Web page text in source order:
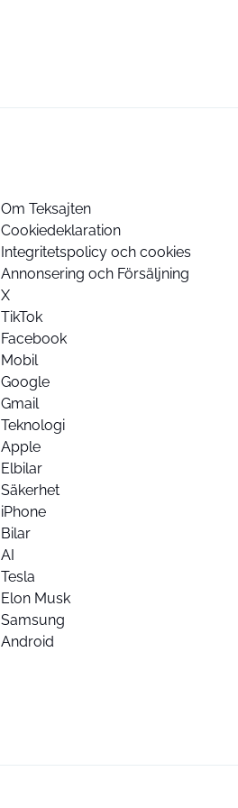
Om Teksajten
Cookiedeklaration
Integritetspolicy och cookies
Annonsering och Försäljning
X
TikTok
Facebook
Mobil
Google
Gmail
Teknologi
Apple
Elbilar
Säkerhet
iPhone
Bilar
AI
Tesla
Elon Musk
Samsung
Android